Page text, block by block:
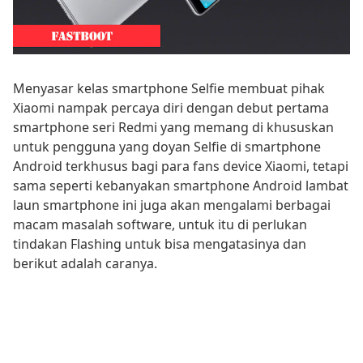
Menyasar kelas smartphone Selfie membuat pihak
Xiaomi nampak percaya diri dengan debut pertama
smartphone seri Redmi yang memang di khususkan
untuk pengguna yang doyan Selfie di smartphone
Android terkhusus bagi para fans device Xiaomi, tetapi
sama seperti kebanyakan smartphone Android lambat
laun smartphone ini juga akan mengalami berbagai
macam masalah software, untuk itu di perlukan
tindakan Flashing untuk bisa mengatasinya dan
berikut adalah caranya.